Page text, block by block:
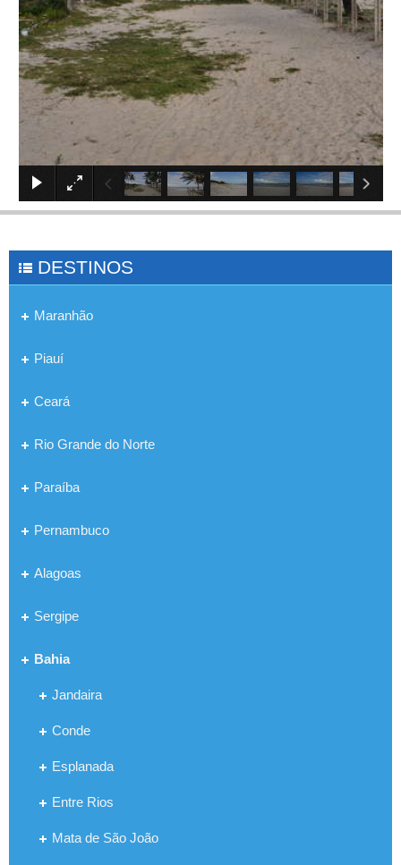
×
DESTINOS
Maranhão
Piauí
Ceará
Rio Grande do Norte
Paraíba
Pernambuco
Alagoas
Sergipe
Bahia
Jandaira
Conde
Esplanada
Entre Rios
Mata de São João